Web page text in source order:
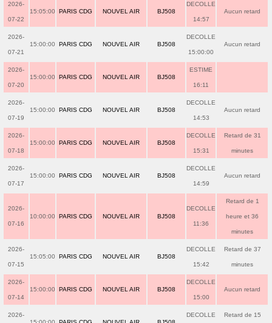
2026-
07-22
15:05:00 PARIS CDG NOUVEL AIR BJ508
DECOLLE
14:57
Aucun retard
2026-
07-21
15:00:00 PARIS CDG NOUVEL AIR BJ508
DECOLLE
15:00:00
Aucun retard
2026-
07-20
15:00:00 PARIS CDG NOUVEL AIR BJ508
ESTIME
16:11
2026-
07-19
15:00:00 PARIS CDG NOUVEL AIR BJ508
DECOLLE
14:53
Aucun retard
2026-
07-18
15:00:00 PARIS CDG NOUVEL AIR BJ508
DECOLLE
15:31
Retard de 31
minutes
2026-
07-17
15:00:00 PARIS CDG NOUVEL AIR BJ508
DECOLLE
14:59
Aucun retard
2026-
07-16
10:00:00 PARIS CDG NOUVEL AIR BJ508
DECOLLE
11:36
Retard de 1
heure et 36
minutes
2026-
07-15
15:05:00 PARIS CDG NOUVEL AIR BJ508
DECOLLE
15:42
Retard de 37
minutes
2026-
07-14
15:00:00 PARIS CDG NOUVEL AIR BJ508
DECOLLE
15:00
Aucun retard
2026- DECOLLE Retard de 15